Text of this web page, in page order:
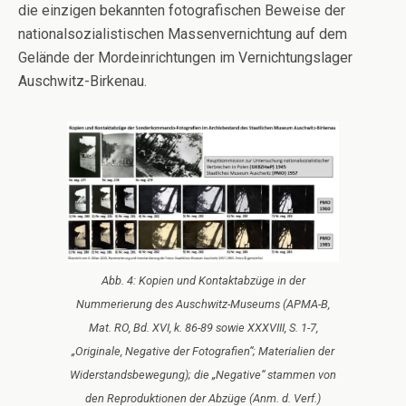
die einzigen bekannten fotografischen Beweise der
nationalsozialistischen Massenvernichtung auf dem
Gelände der Mordeinrichtungen im Vernichtungslager
Auschwitz-Birkenau.
Abb. 4: Kopien und Kontaktabzüge in der
Nummerierung des Auschwitz-Museums (APMA-B,
Mat. RO, Bd. XVI, k. 86-89 sowie XXXVIII, S. 1-7,
„Originale, Negative der Fotografien“; Materialien der
Widerstandsbewegung); die „Negative“ stammen von
den Reproduktionen der Abzüge (Anm. d. Verf.)